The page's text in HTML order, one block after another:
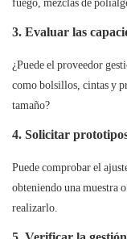
fuego, mezclas de
3. Evaluar las
¿Puede el proveedor
como bolsillos, cintas y
tamaño?
4. Solicitar
Puede comprobar el
obteniendo una muestra
realizarlo.